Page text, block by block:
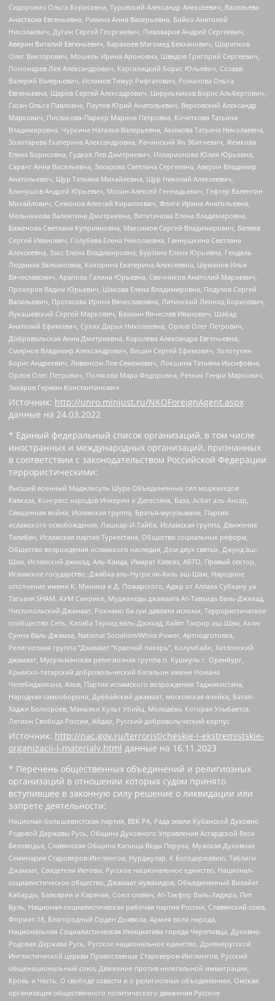
Сидорович Ольга Борисовна, Туровский Александр Алексеевич, Васильева
Анастасия Евгеньевна, Ривина Анна Валерьевна, Бойко Анатолий
Николаевич, Дугин Сергей Георгиевич, Пивоваров Андрей Сергеевич,
Аверин Виталий Евгеньевич, Барахоев Магомед Бекханович, Шарипков
Олег Викторович, Мошель Ирина Ароновна, Шведов Григорий Сергеевич,
Пономарев Лев Александрович, Каргалицкий Борис Юльевич, Созаев
Валерий Валерьевич, Исламов Тимур Рифгатович, Романова Ольга
Евгеньевна, Щаров Сергей Алексадрович, Цирульников Борис Альбертович,
Гасан Ольга Павловна, Паутов Юрий Анатольевич, Верховский Александр
Маркович, Пислакова-Паркер Марина Петровна, Кочеткова Татьяна
Владимировна, Чуркина Наталья Валерьевна, Акимова Татьяна Николаевна,
Золотарева Екатерина Александровна, Рачинский Ян Збигневич, Жемкова
Елена Борисовна, Гудков Лев Дмитриевич, Илларионова Юлия Юрьевна,
Саранг Анна Васильевна, Захарова Светлана Сергеевна, Аверин Владимир
Анатольевич, Щур Татьяна Михайловна, Щур Николай Алексеевич,
Блинушов Андрей Юрьевич, Мосин Алексей Геннадьевич, Гефтер Валентин
Михайлович, Симонов Алексей Кириллович, Флиге Ирина Анатольевна,
Мельникова Валентина Дмитриевна, Вититинова Елена Владимировна,
Баженова Светлана Куприяновна, Максимов Сергей Владимирович, Беляев
Сергей Иванович, Голубева Елена Николаевна, Ганнушкина Светлана
Алексеевна, Закс Елена Владимировна, Буртина Елена Юрьевна, Гендель
Людмила Залмановна, Кокорина Екатерина Алексеевна, Шуманов Илья
Вячеславович, Арапова Галина Юрьевна, Свечников Анатолий Мариевич,
Прохоров Вадим Юрьевич, Шахова Елена Владимировна, Подузов Сергей
Васильевич, Протасова Ирина Вячеславовна, Литинский Леонид Борисович,
Лукашевский Сергей Маркович, Бахмин Вячеслав Иванович, Шабад
Анатолий Ефимович, Сухих Дарья Николаевна, Орлов Олег Петрович,
Добровольская Анна Дмитриевна, Королева Александра Евгеньевна,
Смирнов Владимир Александрович, Вицин Сергей Ефимович, Золотухин
Борис Андреевич, Левинсон Лев Семенович, Локшина Татьяна Иосифовна,
Орлов Олег Петрович, Полякова Мара Федоровна, Резник Генри Маркович,
Захаров Герман Константинович
Источник: http://unro.minjust.ru/NKOForeignAgent.aspx
данные на 24.03.2022
* Единый федеральный список организаций, в том числе
иностранных и международных организаций, признанных
в соответствии с законодательством Российской Федерации
террористическими:
Высший военный Маджлисуль Шура Объединенных сил моджахедов
Кавказа, Конгресс народов Ичкерии и Дагестана, База, Асбат аль-Ансар,
Священная война, Исламская группа, Братья-мусульмане, Партия
исламского освобождения, Лашкар-И-Тайба, Исламская группа, Движение
Талибан, Исламская партия Туркестана, Общество социальных реформ,
Общество возрождения исламского наследия, Дом двух святых, Джунд аш-
Шам, Исламский джихад, Аль-Каида, Имарат Кавказ, АБТО, Правый сектор,
Исламское государство, Джабха аль-Нусра ли-Ахль аш-Шам, Народное
ополчение имени К. Минина и Д. Пожарского, Аджр от Аллаха Субхану уа
Тагьаля SHAM, АУМ Синрике, Муджахеды джамаата Ат-Тавхида Валь-Джихад,
Чистопольский Джамаат, Рохнамо ба суи давлати исломи, Террористическое
сообщество Сеть, Катиба Таухид валь-Джихад, Хайят Тахрир аш-Шам, Ахлю
Сунна Валь Джамаа, National Socialism/White Power, Артподготовка,
Религиозная группа “Джамаат “Красный пахарь”, Колумбайн, Хатлонский
джамаат, Мусульманская религиозная группа п. Кушкуль г. Оренбург,
Крымско-татарский добровольческий батальон имени Номана
Челебиджихана, Азов, Партия исламского возрождения Таджикистана,
Народная самооборона, Дуббайский джамаат, московская ячейка, Батал-
Хаджи Белхороев, Маньяки Культ Убийц, Молодёжь Которая Улыбается,
Легион Свобода России, Айдар, Русский добровольческий корпус
Источник: http://nac.gov.ru/terroristicheskie-i-ekstremistskie-
organizacii-i-materialy.html данные на 16.11.2023
* Перечень общественных объединений и религиозных
организаций в отношении которых судом принято
вступившее в законную силу решение о ликвидации или
запрете деятельности:
Национал-большевистская партия, ВЕК РА, Рада земли Кубанской Духовно
Родовой Державы Русь, Община Духовного Управления Асгардской Веси
Беловодья, Славянская Община Капища Веды Перуна, Мужская Духовная
Семинария Староверов-Инглингов, Нурджулар, К Богодержавию, Таблиги
Джамаат, Свидетели Иеговы, Русское национальное единство, Национал-
социалистическое общество, Джамаат мувахидов, Объединенный Вилайат
Кабарды, Балкарии и Карачая, Союз славян, Ат-Такфир Валь-Хиджра, Пит
Буль, Национал-социалистическая рабочая партия России, Славянский союз,
Формат-18, Благородный Орден Дьявола, Армия воли народа,
Национальная Социалистическая Инициатива города Череповца, Духовно-
Родовая Держава Русь, Русское национальное единство, Древнерусской
Инглистической церкви Православных Староверов-Инглингов, Русский
общенациональный союз, Движение против нелегальной иммиграции,
Кровь и Честь, О свободе совести и о религиозных объединениях, Омская
организация общественного политического движения Русское